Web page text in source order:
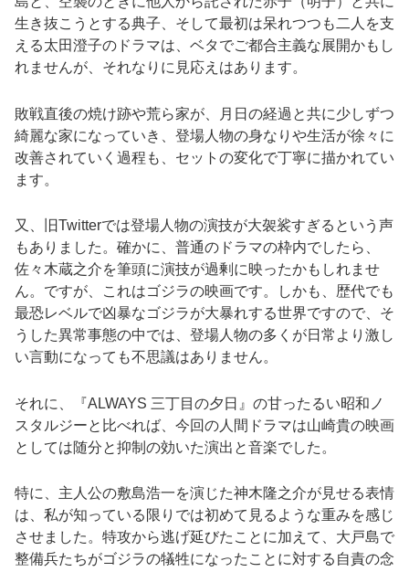
生き抜こうとする典子、そして最初は呆れつつも二人を支
える太田澄子のドラマは、ベタでご都合主義な展開かもし
れませんが、それなりに見応えはあります。
敗戦直後の焼け跡や荒ら家が、月日の経過と共に少しずつ
綺麗な家になっていき、登場人物の身なりや生活が徐々に
改善されていく過程も、セットの変化で丁寧に描かれてい
ます。
又、旧Twitterでは登場人物の演技が大袈裟すぎるという声
もありました。確かに、普通のドラマの枠内でしたら、
佐々木蔵之介を筆頭に演技が過剰に映ったかもしれませ
ん。ですが、これはゴジラの映画です。しかも、歴代でも
最恐レベルで凶暴なゴジラが大暴れする世界ですので、そ
うした異常事態の中では、登場人物の多くが日常より激し
い言動になっても不思議はありません。
それに、『ALWAYS 三丁目の夕日』の甘ったるい昭和ノ
スタルジーと比べれば、今回の人間ドラマは山崎貴の映画
としては随分と抑制の効いた演出と音楽でした。
特に、主人公の敷島浩一を演じた神木隆之介が見せる表情
は、私が知っている限りでは初めて見るような重みを感じ
させました。特攻から逃げ延びたことに加えて、大戸島で
整備兵たちがゴジラの犠牲になったことに対する自責の念